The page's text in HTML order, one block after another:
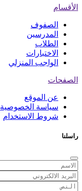
الأقسام
الصفوف
المدرسين
الطلاب
الاختبارات
الواجب المنزلي
الصفحات
عن الموقع
سياسة الخصوصية
شروط الاستخدام
راسلنا